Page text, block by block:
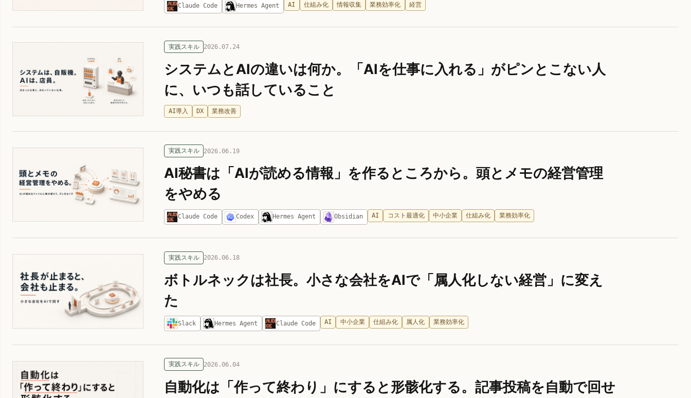
Claude Code Hermes Agent AI 仕組み化 情報収集 業務効率化 経営
実践スキル 2026.07.24
システムとAIの違いは何か。「AIを仕事に入れる」がピンとこない人
に、いつも話していること
AI導入 DX 業務改善
実践スキル 2026.06.19
AI秘書は「AIが読める情報」を作るところから。頭とメモの経営管理
をやめる
Claude Code Codex Hermes Agent Obsidian AI コスト最適化 中小企業 仕組み化 業務効率化
実践スキル 2026.06.18
ボトルネックは社長。小さな会社をAIで「属人化しない経営」に変え
た
Slack Hermes Agent Claude Code AI 中小企業 仕組み化 属人化 業務効率化
実践スキル 2026.06.04
自動化は「作って終わり」にすると形骸化する。記事投稿を自動で回せ